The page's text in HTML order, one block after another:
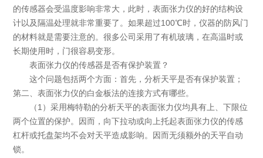
的传感器会受温度影响非常大，此时，表面张力仪的好的结构设
计以及隔温处理就非常重要了。如果超过100℃时，仪器的防风门
的材料就是需要注意的。很多公司采用了有机玻璃，在高温时或
长期使用时，门很容易变形。
表面张力仪的传感器是否有保护装置？
这个问题包括两个方面：首先，分析天平是否有保护装置；
第二、表面张力仪的白金板法的连接方式有哪些。
（1）采用梅特勒的分析天平的表面张力仪均具有上、下限位
两个位置的保护。因而，向下拉动或向上托起表面张力仪的传感
杠杆或托盘架均不会对天平造成影响。因而无须额外的天平自动
锁。